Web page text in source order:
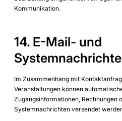
Kommunikation.
14. E-Mail- und
Im Zusammenhang mit
Veranstaltungen können
Zugangsinformationen, Rechnungen
Systemnachrichten versendet